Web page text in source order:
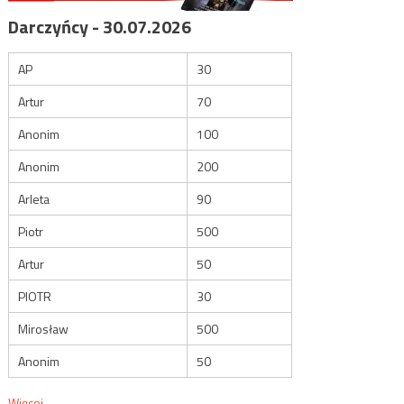
Darczyńcy - 30.07.2026
AP
30
Artur
70
Anonim
100
Anonim
200
Arleta
90
Piotr
500
Artur
50
PIOTR
30
Mirosław
500
Anonim
50